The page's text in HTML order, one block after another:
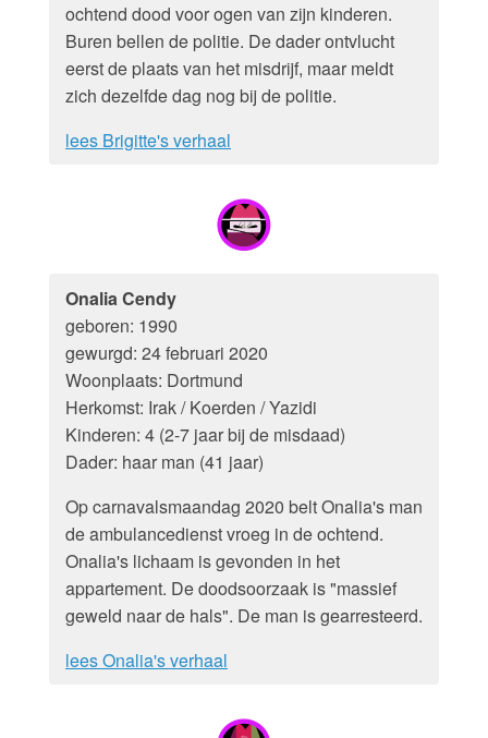
ochtend dood voor ogen van zijn kinderen.
Buren bellen de politie. De dader ontvlucht
eerst de plaats van het misdrijf, maar meldt
zich dezelfde dag nog bij de politie.
lees Brigitte's verhaal
Onalia Cendy
geboren: 1990
gewurgd: 24 februari 2020
Woonplaats: Dortmund
Herkomst: Irak / Koerden / Yazidi
Kinderen: 4 (2-7 jaar bij de misdaad)
Dader: haar man (41 jaar)
Op carnavalsmaandag 2020 belt Onalia's man
de ambulancedienst vroeg in de ochtend.
Onalia's lichaam is gevonden in het
appartement. De doodsoorzaak is "massief
geweld naar de hals". De man is gearresteerd.
lees Onalia's verhaal